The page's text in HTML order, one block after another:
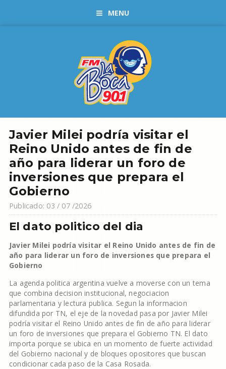
MENU
Javier Milei podría visitar el
Reino Unido antes de fin de
año para liderar un foro de
inversiones que prepara el
Gobierno
Publicado: 03 / 07 /2026
El dato politico del dia
Javier Milei podría visitar el Reino Unido antes de fin de
año para liderar un foro de inversiones que prepara el
Gobierno
La agenda politica argentina vuelve a moverse con un tema
que combina decision institucional, negociacion
parlamentaria y lectura publica. Segun la informacion
difundida por TN, el eje de la novedad pasa por Javier Milei
podría visitar el Reino Unido antes de fin de año para liderar
un foro de inversiones que prepara el Gobierno TN. El dato
importa porque se ubica en un momento de fuerte actividad
del Gobierno nacional y de bloques opositores que buscan
condicionar cada paso de la Casa Rosada.